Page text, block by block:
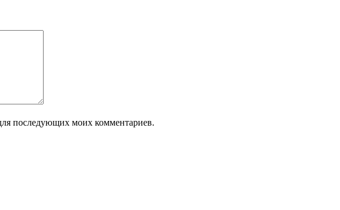
последующих моих комментариев.